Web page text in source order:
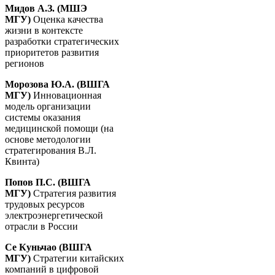
Мидов А.З. (МШЭ
МГУ) Оценка качества
жизни в контексте
разработки стратегических
приоритетов развития
регионов
Морозова Ю.А. (ВШГА
МГУ) Инновационная
модель организации
системы оказания
медицинской помощи (на
основе методологии
стратегирования В.Л.
Квинта)
Попов П.С. (ВШГА
МГУ) Стратегия развития
трудовых ресурсов
электроэнергетической
отрасли в России
Се Куньчао (ВШГА
МГУ) Стратегии китайских
компаний в цифровой